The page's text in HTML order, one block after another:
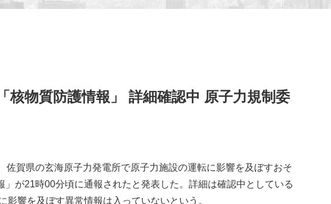
核物質防護情報」 詳細確認中 原子力規制委
佐賀県の玄海原子力発電所で原子力施設の運転に影響を及ぼすおそ
」が21時00分頃に通報されたと発表した。詳細は確認中としている
影響を及ぼす異常情報は入っていないという。